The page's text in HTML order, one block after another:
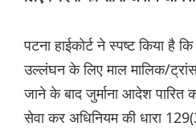
पटना हाईकोर्ट ने स्पष्ट किया है
उल्लंघन के लिए माल मालिक/
जाने के बाद जुर्माना आदेश
सेवा कर अधिनियम की धारा